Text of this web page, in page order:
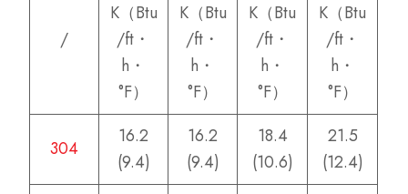
/
K（Btu
/ft・
h・
°F）
K（Btu
/ft・
h・
°F）
K（Btu
/ft・
h・
°F）
K（Btu
/ft・
h・
°F）
304
16.2
(9.4)
16.2
(9.4)
18.4
(10.6)
21.5
(12.4)